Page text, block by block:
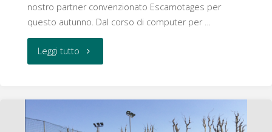
nostro partner convenzionato Escamotages per
questo autunno. Dal corso di computer per …
Leggi tutto "Corsi